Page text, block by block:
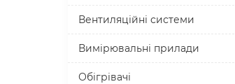
Вентиляційні системи
Вимірювальні прилади
Обігрівачі